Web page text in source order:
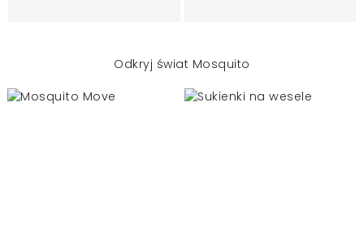
Odkryj świat Mosquito